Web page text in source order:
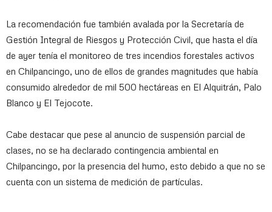
La recomendación fue también avalada por la Secretaría de
Gestión Integral de Riesgos y Protección Civil, que hasta el día
de ayer tenía el monitoreo de tres incendios forestales activos
en Chilpancingo, uno de ellos de grandes magnitudes que había
consumido alrededor de mil 500 hectáreas en El Alquitrán, Palo
Blanco y El Tejocote.
Cabe destacar que pese al anuncio de suspensión parcial de
clases, no se ha declarado contingencia ambiental en
Chilpancingo, por la presencia del humo, esto debido a que no se
cuenta con un sistema de medición de partículas.